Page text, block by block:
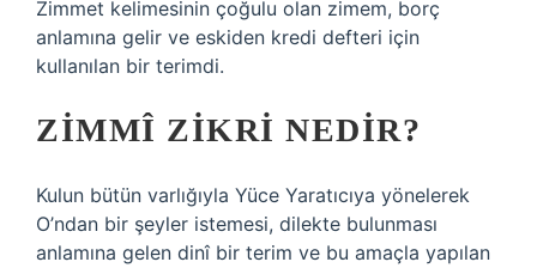
Zimmet kelimesinin çoğulu olan zimem, borç
anlamına gelir ve eskiden kredi defteri için
kullanılan bir terimdi.
ZIMMÎ ZIKRI NEDIR?
Kulun bütün varlığıyla Yüce Yaratıcıya yönelerek
O’ndan bir şeyler istemesi, dilekte bulunması
anlamına gelen dinî bir terim ve bu amaçla yapılan